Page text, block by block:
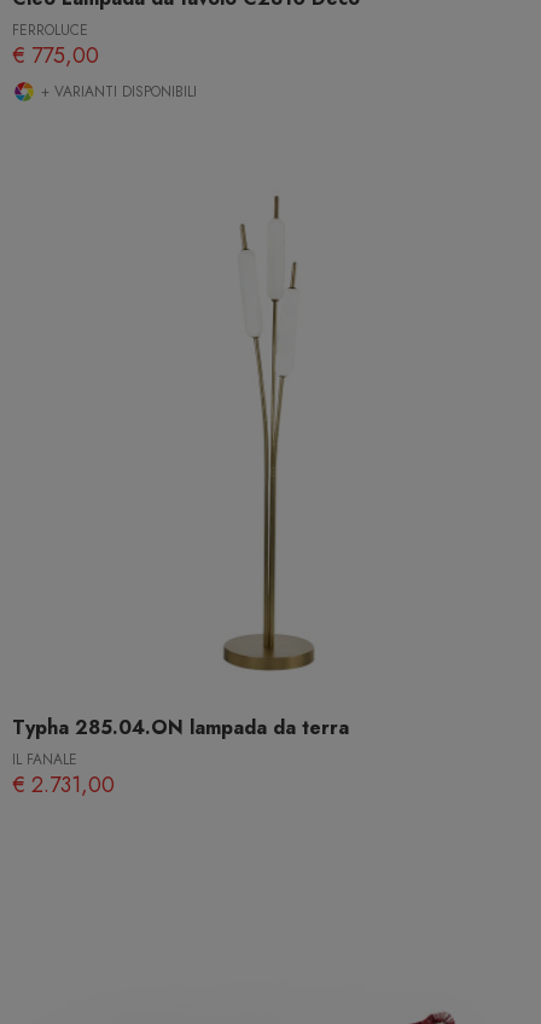
FERROLUCE
€ 775,00
+ VARIANTI DISPONIBILI
Typha 285.04.ON lampada da terra
IL FANALE
€ 2.731,00